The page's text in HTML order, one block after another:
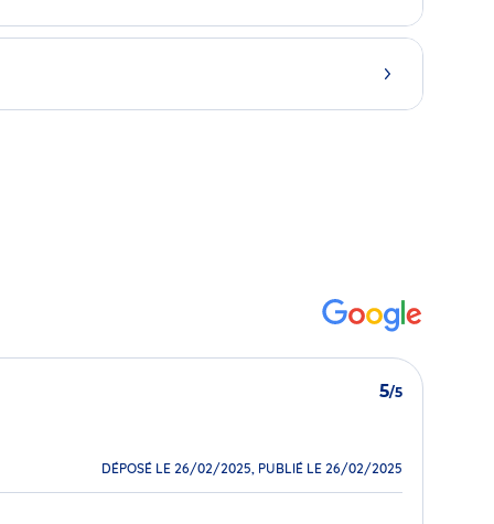
5/5
DÉPOSÉ LE 26/02/2025, PUBLIÉ LE 26/02/2025